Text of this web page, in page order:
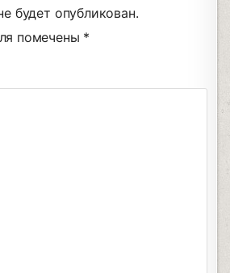
будет опубликован.
помечены *